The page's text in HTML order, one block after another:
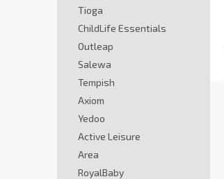
Tioga
ChildLife Essentials
Outleap
Salewa
Tempish
Axiom
Yedoo
Active Leisure
Area
RoyalBaby